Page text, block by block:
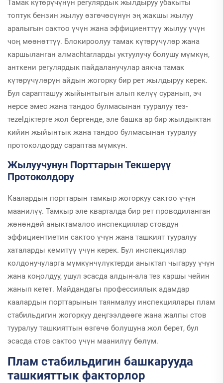
жана өзгөчө
сураныштарды
тууга мүмкүн.
Тамак күтөрүчүнүн регулярдык жылдыруу убакыты
топтук бензин жылуу өзгөчөсүнүн эң жакшы жылуу
аралыгын сактоо үчүн жана эффициенттүү жылуу үчүн
чоң мөөнөттүү. Блокироолуу тамак күтөрүчүлөр жана
каршыланган алмасhtarларды уктуулучу болушу мүмкүн,
анткени регулярдык пайдаланучулар аякча тамак
күтөрүчүлөрүн айдын жогорку бир рет жылдыруу керек.
Бул сарапташуу жыйынтыгын алып келүү суранып, эч
нерсе эмес жана тандоо булмасынан тууралуу тез-
теzelдiктерге жол бергенде, эле башка ар бир жылдыктан
кийин жыйынтык жана тандоо булмасынан тууралуу
протоколдорду сараптаа мүмкүн.
Жылуучунун Порттарын Текшерүү
Протоколдору
Каалардын порттарын тамкыр жогоркуу сактоо үчүн
маанилүү. Тамкыр эле кварталда бир рет проводиланган
жөнөндөй аныктамалоо инспекциялар стовдун
эффициентиетин сактоо үчүн жана ташкият тууралуу
хаталарды кемитүү үчүн керек. Бул инспекциялар
колдонучуларга мүмкүнчүлүктерди аныктап чыгаруу үчүн
жана коңолдуу, ушул эсасда алдын-ала тез каршы чейин
жанып кетет. Майдандагы профессиялык адамдар
каалардын порттарынын таянмалуу инспекциялары плам
стабильдигин жогоркуу деңгээлдөөге жана жалпы стов
тууралуу ташкияттын өзгөчө болушуна жол берет, бул
эсасда стов сактоо үчүн маанилүү бөлүм.
Плам стабильдигин башкарууда
ташкияттык факторлор